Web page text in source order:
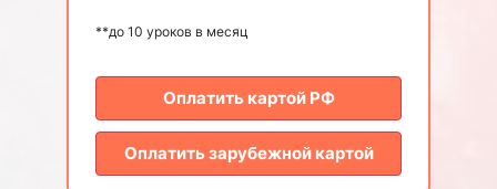
**до 10 уроков в месяц
Оплатить картой РФ
Оплатить зарубежной картой